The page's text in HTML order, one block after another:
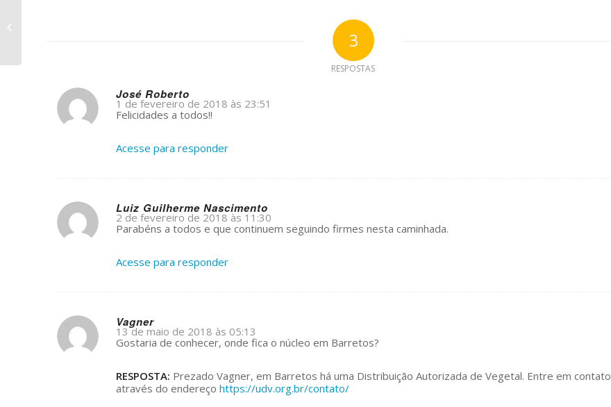
3
RESPOSTAS
José Roberto
s
ays:
1 de fevereiro de 2018 às 23:51
Felicidades a todos!!
Acesse para responder
Luiz Guilherme Nascimento
s
ays:
2 de fevereiro de 2018 às 11:30
Parabéns a todos e que continuem seguindo firmes nesta caminhada.
Acesse para responder
Vagner
s
ays:
13 de maio de 2018 às 05:13
Gostaria de conhecer, onde fica o núcleo em Barretos?
RESPOSTA: Prezado Vagner, em Barretos há uma Distribuição Autorizada de Vegetal. Entre em contato
através do endereço https://udv.org.br/contato/